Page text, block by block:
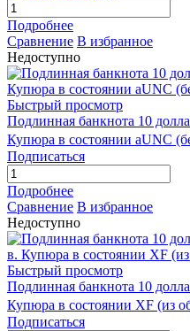
Подробнее
Сравнение В избранное
Недоступно
Быстрый просмотр
Подлинная банкнота 10
Купюра в состоянии аUNC
Подписаться
Подробнее
Сравнение В избранное
Недоступно
Быстрый просмотр
Подлинная банкнота 10
Купюра в состоянии XF (из
Подписаться